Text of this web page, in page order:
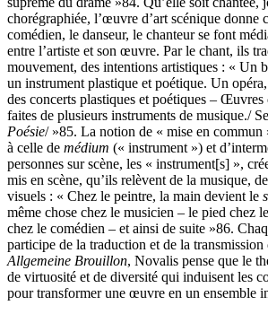
chorégraphiée, l’œuvre d’art scénique donne
comédien, le danseur, le chanteur se font
entre l’artiste et son œuvre. Par le chant, ils
mouvement, des intentions artistiques : « Un
un instrument plastique et poétique. Un
des concerts plastiques et poétiques – Œuvres
faites de plusieurs instruments de musique./
Poésie/ »85. La notion de « mise en commun
à celle de médium (« instrument ») et
personnes sur scène, les « instrument[s] »,
mis en scène, qu’ils relèvent de la musique,
visuels : « Chez le peintre, la main devient le
même chose chez le musicien – le pied chez
chez le comédien – et ainsi de suite »86.
participe de la traduction et de la transmission
Allgemeine Brouillon, Novalis pense que le
de virtuosité et de diversité qui induisent les
pour transformer une œuvre en un ensemble